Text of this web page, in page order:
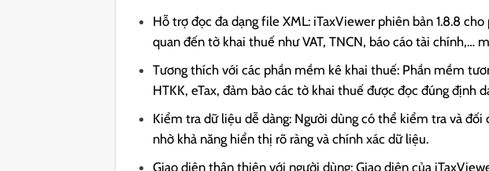
Hỗ trợ đọc đa dạng file XML: iTaxViewer phiên bản 1.8.8
quan đến tờ khai thuế như VAT, TNCN, báo cáo tài chính,…
Tương thích với các phần mềm kê khai thuế: Phần mềm
HTKK, eTax, đảm bảo các tờ khai thuế được đọc đúng định
Kiểm tra dữ liệu dễ dàng: Người dùng có thể kiểm tra và
nhờ khả năng hiển thị rõ ràng và chính xác dữ liệu.
Giao diện thân thiện với người dùng: Giao diện của